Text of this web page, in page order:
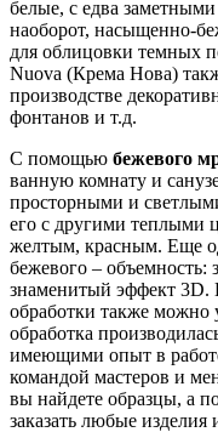
белые, с едва
наоборот, насыщенно-
для облицовки темных
Nuova (Крема Нова)
производстве
фонтанов и т.д.
С помощью бежевого
ванную комнату и
просторными и
его с другими теплыми
желтым, красным. Еще
бежевого – объемность:
знаменитый эффект 3D.
обработки также можно
обработка
имеющими опыт в
командой мастеров и
вы найдете образцы, а
заказать любые изделия